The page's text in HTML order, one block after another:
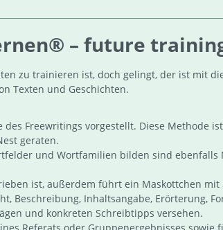
– future
zu trainieren ist, doch gelingt, der ist mit
Texten und Geschichten.
Freewritings vorgestellt. Diese Methode
geraten.
und Wortfamilien bilden sind
ist, außerdem führt ein Maskottchen
Beschreibung, Inhaltsangabe, Erörterung,
und konkreten Schreibtipps versehen.